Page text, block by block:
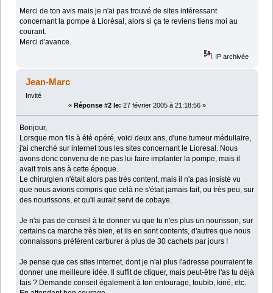
Merci de ton avis mais je n'ai pas trouvé de sites intéressant
concernant la pompe à Liorésal, alors si ça te reviens tiens moi au
courant.
Merci d'avance.
IP archivée
Jean-Marc
Invité
« Réponse #2 le: 27 février 2005 à 21:18:56 »
Bonjour,
Lorsque mon fils à été opéré, voici deux ans, d'une tumeur médullaire,
j'ai cherché sur internet tous les sites concernant le Lioresal. Nous
avons donc convenu de ne pas lui faire implanter la pompe, mais il
avait trois ans à cette époque.
Le chirurgien n'était alors pas très content, mais il n'a pas insisté vu
que nous avions compris que celà ne s'était jamais fait, ou très peu, sur
des nourissons, et qu'il aurait servi de cobaye.
Je n'ai pas de conseil à te donner vu que tu n'es plus un nourisson, sur
certains ca marche très bien, et ils en sont contents, d'autres que nous
connaissons préfèrent carburer à plus de 30 cachets par jours !
Je pense que ces sites internet, dont je n'ai plus l'adresse pourraient te
donner une meilleure idée. Il suffit de cliquer, mais peut-être l'as tu déjà
fais ? Demande conseil également à ton entourage, toubib, kiné, etc.